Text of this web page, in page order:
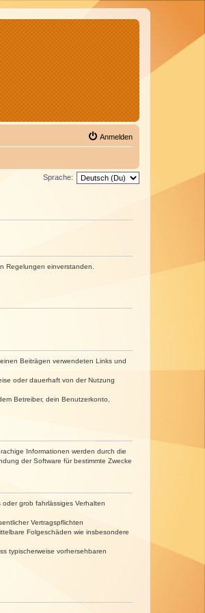
Anmelden
Sprache:
Regelungen einverstanden.
Beiträgen verwendeten Links und
oder dauerhaft von der Nutzung
Betreiber, dein Benutzerkonto,
Informationen werden durch die
der Software für bestimmte Zwecke
grob fahrlässiges Verhalten
Vertragspflichten
Folgeschäden wie insbesondere
typischerweise vorhersehbaren